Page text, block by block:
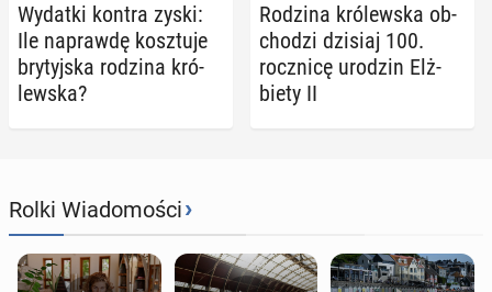
Wydatki kontra zyski:
Ile na­praw­dę kosz­tu­je
bry­tyj­ska rodzina kró­
lew­ska?
Rodzina kró­lew­ska ob­
cho­dzi dzisiaj 100.
rocz­ni­cę urodzin Elż­
bie­ty II
Rolki Wiadomości›